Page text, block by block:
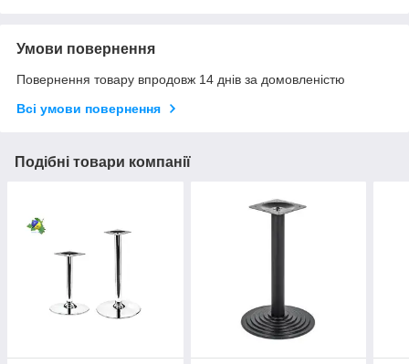
Умови повернення
Повернення товару впродовж 14 днів за домовленістю
Всі умови повернення
Подібні товари компанії